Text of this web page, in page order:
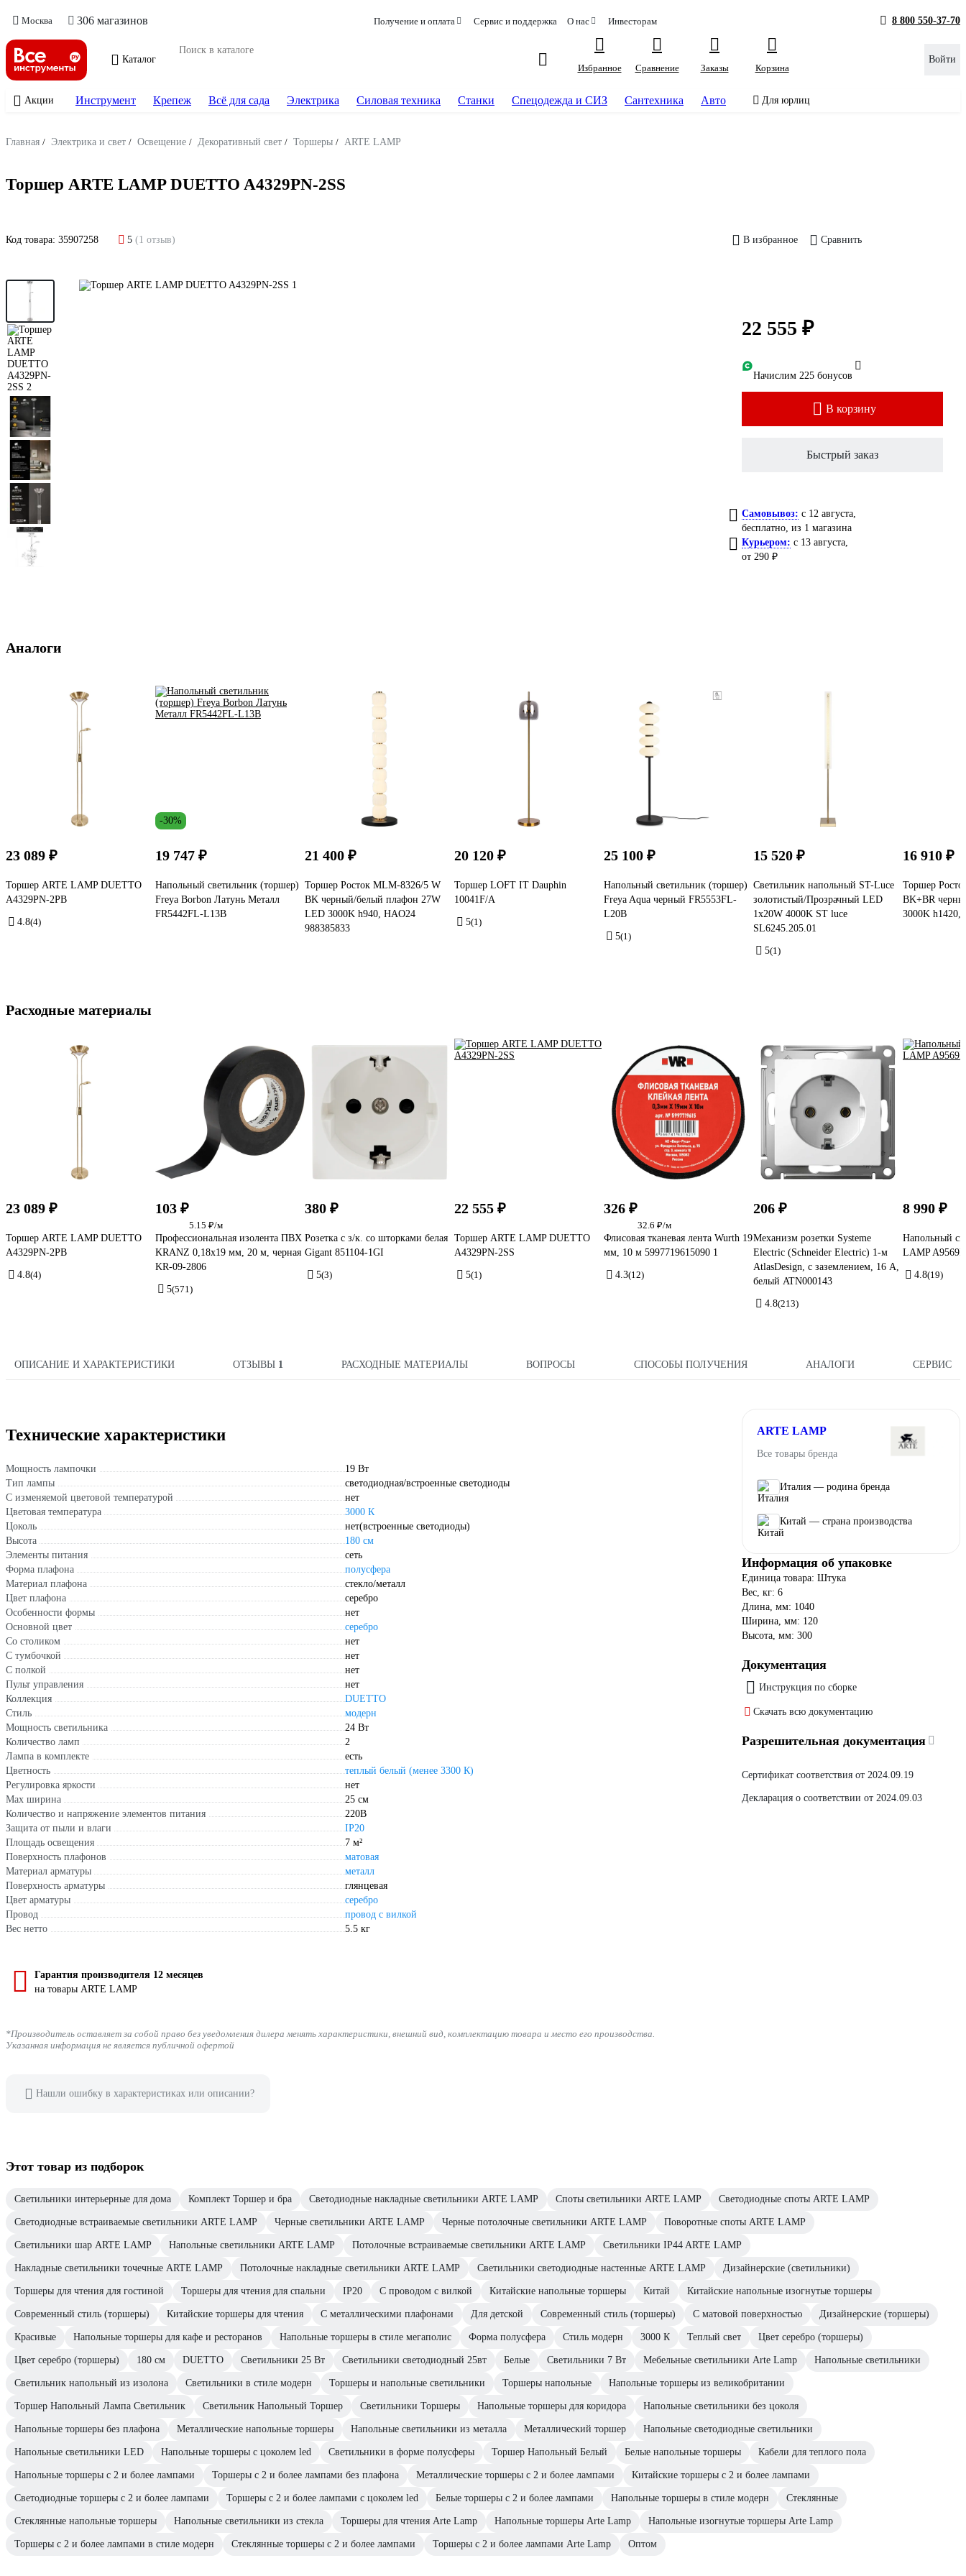
Москва 306 магазинов Получение и оплата Сервис и поддержка О нас Инвесторам 8 800 550-37-70
Каталог
Избранное
Сравнение Заказы Корзина
Войти
Акции Инструмент Крепеж Всё для сада Электрика Силовая техника Станки Спецодежда и СИЗ Сантехника Авто Для юрлиц
Главная / Электрика и свет / Освещение / Декоративный свет / Торшеры / ARTE LAMP
Торшер ARTE LAMP DUETTO A4329PN-2SS
Код товара: 35907258 5 (1 отзыв) В избранное Сравнить
22 555 ₽
Начислим 225 бонусов
В корзину
Быстрый заказ
Самовывоз: c 12 августа,
бесплатно , из 1 магазина
Курьером: c 13 августа,
от 290 ₽
Аналоги
23 089 ₽
Торшер ARTE LAMP DUETTO
A4329PN-2PB
4.8(4)
-30%
19 747 ₽
Напольный светильник (торшер)
Freya Borbon Латунь Металл
FR5442FL-L13B
21 400 ₽
Торшер Росток MLM-8326/5 W
BK черный/белый плафон 27W
LED 3000K h940, HAO24
988385833
20 120 ₽
Торшер LOFT IT Dauphin
10041F/A
5(1)
25 100 ₽
Напольный светильник (торшер)
Freya Aqua черный FR5553FL-
L20B
5(1)
15 520 ₽
Светильник напольный ST-Luce
золотистый/Прозрачный LED
1х20W 4000K ST luce
SL6245.205.01
5(1)
16 910 ₽
Торшер
BK+BR
3000K h1420,
Расходные материалы
23 089 ₽
Торшер ARTE LAMP DUETTO
A4329PN-2PB
4.8(4)
103 ₽
5.15 ₽/м
Профессиональная изолента ПВХ
KRANZ 0,18х19 мм, 20 м, черная
KR-09-2806
5(571)
380 ₽
Розетка с з/к. со шторками белая
Gigant 851104-1GI
5(3)
22 555 ₽
Торшер ARTE LAMP DUETTO
A4329PN-2SS
5(1)
326 ₽
32.6 ₽/м
Флисовая тканевая лента Wurth 19
мм, 10 м 5997719615090 1
4.3(12)
206 ₽
Механизм розетки Systeme
Electric (Schneider Electric) 1-м
AtlasDesign, с заземлением, 16 А,
белый ATN000143
4.8(213)
8 990 ₽
Напольный
LAMP
4.8(19)
ОПИСАНИЕ И ХАРАКТЕРИСТИКИ ОТЗЫВЫ 1 РАСХОДНЫЕ МАТЕРИАЛЫ ВОПРОСЫ СПОСОБЫ ПОЛУЧЕНИЯ АНАЛОГИ СЕРВИС
Технические характеристики
Мощность лампочки
19 Вт
Тип лампы
светодиодная/встроенные светодиоды
С изменяемой цветовой температурой
нет
Цветовая температура
3000 К
Цоколь
нет(встроенные светодиоды)
Высота
180 см
Элементы питания
сеть
Форма плафона
полусфера
Материал плафона
стекло/металл
Цвет плафона
серебро
Особенности формы
нет
Основной цвет
серебро
Со столиком
нет
С тумбочкой
нет
С полкой
нет
Пульт управления
нет
Коллекция
DUETTO
Стиль
модерн
Мощность светильника
24 Вт
Количество ламп
2
Лампа в комплекте
есть
Цветность
теплый белый (менее 3300 К)
Регулировка яркости
нет
Max ширина
25 см
Количество и напряжение элементов питания
220В
Защита от пыли и влаги
IP20
Площадь освещения
7 м²
Поверхность плафонов
матовая
Материал арматуры
металл
Поверхность арматуры
глянцевая
Цвет арматуры
серебро
Провод
провод с вилкой
Вес нетто
5.5 кг
Гарантия производителя 12 месяцев
на товары ARTE LAMP
*Производитель оставляет за собой право без уведомления дилера менять характеристики, внешний вид, комплектацию товара и место его производства.
Указанная информация не является публичной офертой
Нашли ошибку в характеристиках или описании?
ARTE LAMP
Все товары бренда
Италия — родина бренда
Китай — страна производства
Информация об упаковке
Единица товара: Штука
Вес, кг: 6
Длина, мм: 1040
Ширина, мм: 120
Высота, мм: 300
Документация
Инструкция по сборке
Скачать всю документацию
Разрешительная документация
Сертификат соответствия от 2024.09.19
Декларация о соответствии от 2024.09.03
Этот товар из подборок
Светильники интерьерные для дома Комплект Торшер и бра Светодиодные накладные светильники ARTE LAMP Споты светильники ARTE LAMP Светодиодные споты ARTE LAMP
Светодиодные встраиваемые светильники ARTE LAMP Черные светильники ARTE LAMP Черные потолочные светильники ARTE LAMP Поворотные споты ARTE LAMP
Светильники шар ARTE LAMP Напольные светильники ARTE LAMP Потолочные встраиваемые светильники ARTE LAMP Светильники IP44 ARTE LAMP
Накладные светильники точечные ARTE LAMP Потолочные накладные светильники ARTE LAMP Светильники светодиодные настенные ARTE LAMP Дизайнерские (светильники)
Торшеры для чтения для гостиной Торшеры для чтения для спальни IP20 С проводом с вилкой Китайские напольные торшеры Китай Китайские напольные изогнутые торшеры
Современный стиль (торшеры) Китайские торшеры для чтения С металлическими плафонами Для детской Современный стиль (торшеры) С матовой поверхностью Дизайнерские (торшеры)
Красивые Напольные торшеры для кафе и ресторанов Напольные торшеры в стиле мегаполис Форма полусфера Стиль модерн 3000 К Теплый свет Цвет серебро (торшеры)
Цвет серебро (торшеры) 180 cм DUETTO Светильники 25 Вт Светильники светодиодный 25вт Белые Светильники 7 Вт Мебельные светильники Arte Lamp Напольные светильники
Светильник напольный из изолона Светильники в стиле модерн Торшеры и напольные светильники Торшеры напольные Напольные торшеры из великобритании
Торшер Напольный Лампа Светильник Светильник Напольный Торшер Светильники Торшеры Напольные торшеры для коридора Напольные светильники без цоколя
Напольные торшеры без плафона Металлические напольные торшеры Напольные светильники из металла Металлический торшер Напольные светодиодные светильники
Напольные светильники LED Напольные торшеры с цоколем led Светильники в форме полусферы Торшер Напольный Белый Белые напольные торшеры Кабели для теплого пола
Напольные торшеры с 2 и более лампами Торшеры с 2 и более лампами без плафона Металлические торшеры с 2 и более лампами Китайские торшеры с 2 и более лампами
Светодиодные торшеры с 2 и более лампами Торшеры с 2 и более лампами с цоколем led Белые торшеры с 2 и более лампами Напольные торшеры в стиле модерн Стеклянные
Стеклянные напольные торшеры Напольные светильники из стекла Торшеры для чтения Arte Lamp Напольные торшеры Arte Lamp Напольные изогнутые торшеры Arte Lamp
Торшеры с 2 и более лампами в стиле модерн Стеклянные торшеры с 2 и более лампами Торшеры с 2 и более лампами Arte Lamp Оптом